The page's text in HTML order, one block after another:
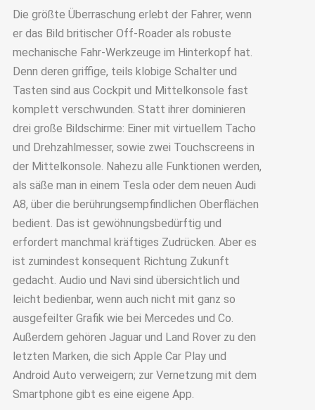
Die größte Überraschung erlebt der Fahrer, wenn
er das Bild britischer Off-Roader als robuste
mechanische Fahr-Werkzeuge im Hinterkopf hat.
Denn deren griffige, teils klobige Schalter und
Tasten sind aus Cockpit und Mittelkonsole fast
komplett verschwunden. Statt ihrer dominieren
drei große Bildschirme: Einer mit virtuellem Tacho
und Drehzahlmesser, sowie zwei Touchscreens in
der Mittelkonsole. Nahezu alle Funktionen werden,
als säße man in einem Tesla oder dem neuen Audi
A8, über die berührungsempfindlichen Oberflächen
bedient. Das ist gewöhnungsbedürftig und
erfordert manchmal kräftiges Zudrücken. Aber es
ist zumindest konsequent Richtung Zukunft
gedacht. Audio und Navi sind übersichtlich und
leicht bedienbar, wenn auch nicht mit ganz so
ausgefeilter Grafik wie bei Mercedes und Co.
Außerdem gehören Jaguar und Land Rover zu den
letzten Marken, die sich Apple Car Play und
Android Auto verweigern; zur Vernetzung mit dem
Smartphone gibt es eine eigene App.